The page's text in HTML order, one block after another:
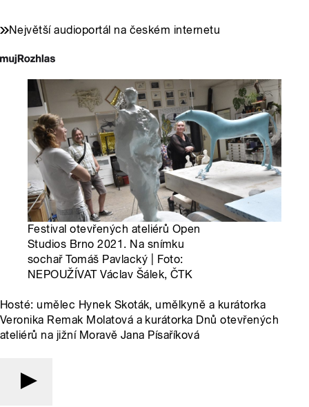
Největší audioportál na českém internetu
Festival otevřených ateliérů Open
Studios Brno 2021. Na snímku
sochař Tomáš Pavlacký | Foto:
NEPOUŽÍVAT Václav Šálek, ČTK
Hosté: umělec Hynek Skoták, umělkyně a kurátorka
Veronika Remak Molatová a kurátorka Dnů otevřených
ateliérů na jižní Moravě Jana Písaříková